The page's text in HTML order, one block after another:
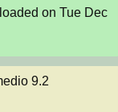
on Tue Dec
9.2